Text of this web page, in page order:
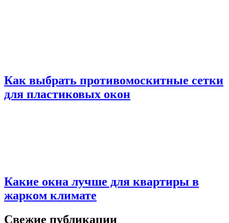
Как выбрать противомоскитные сетки
для пластиковых окон
Какие окна лучше для квартиры в
жарком климате
Свежие публикации